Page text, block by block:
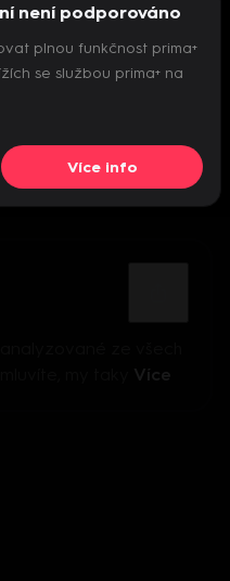
přehrávač
Více
není podporováno
plnou funkčnost prima+
se službou prima+ na
Více info